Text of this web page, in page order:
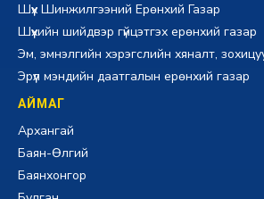
Шүүх Шинжилгээний Ерөнхий Газар
Шүүхийн шийдвэр гүйцэтгэх ерөнхий газар
Эм, эмнэлгийн хэрэгслийн хяналт,
Эрүүл мэндийн даатгалын ерөнхий газар
АЙМАГ
Архангай
Баян-Өлгий
Баянхонгор